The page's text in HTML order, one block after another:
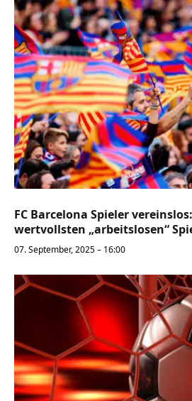
FC Barcelona Spieler
wertvollsten „arbeitslosen“
07. September, 2025 – 16:00